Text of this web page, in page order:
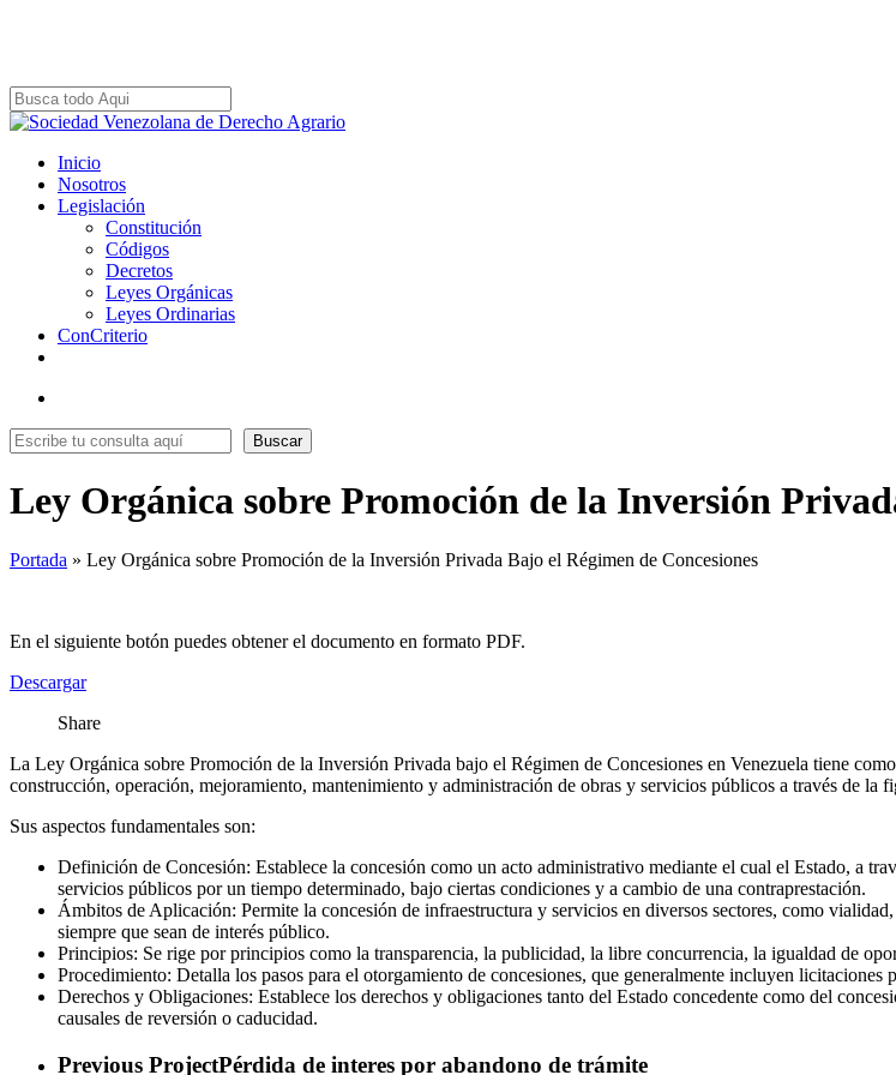
content
Close
Menu
Inicio
Nosotros
Legislación
Constitución
Códigos
Decretos
Leyes Orgánicas
Leyes Ordinarias
ConCriterio
Buscar
Buscar
Ley Orgánica sobre Promoción de la Inversión
Portada » Ley Orgánica sobre Promoción de la Inversión Privada Bajo el Régimen de Concesiones
En el siguiente botón puedes obtener el documento en formato PDF.
Descargar
Share
La Ley Orgánica sobre Promoción de la Inversión Privada bajo el Régimen de Concesiones en Venezuela tiene
construcción, operación, mejoramiento, mantenimiento y administración de obras y servicios públicos a través de la
Sus aspectos fundamentales son:
Definición de Concesión: Establece la concesión como un acto administrativo mediante el cual el Estado, a
servicios públicos por un tiempo determinado, bajo ciertas condiciones y a cambio de una contraprestación.
Ámbitos de Aplicación: Permite la concesión de infraestructura y servicios en diversos sectores, como
siempre que sean de interés público.
Principios: Se rige por principios como la transparencia, la publicidad, la libre concurrencia, la igualdad de
Procedimiento: Detalla los pasos para el otorgamiento de concesiones, que generalmente incluyen
Derechos y Obligaciones: Establece los derechos y obligaciones tanto del Estado concedente como del
causales de reversión o caducidad.
Previous ProjectPérdida de interes por abandono de trámite